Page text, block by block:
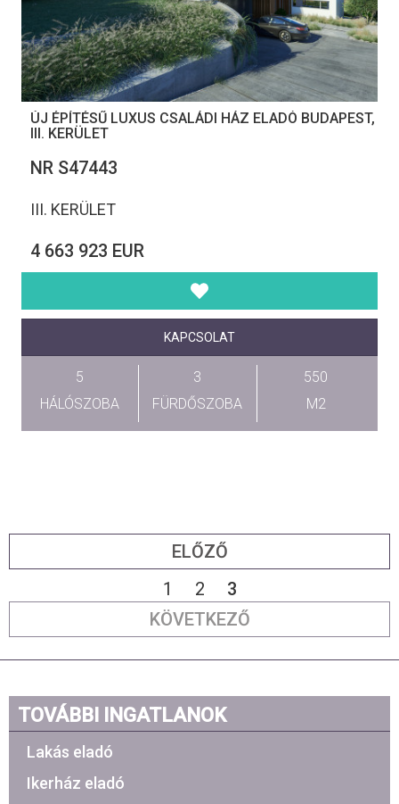
ÚJ ÉPÍTÉSŰ LUXUS CSALÁDI HÁZ ELADÓ BUDAPEST,
III. KERÜLET
NR S47443
III. KERÜLET
4 663 923 EUR
KAPCSOLAT
5
HÁLÓSZOBA
3
FÜRDŐSZOBA
550
M2
ELŐZŐ
1
2
3
KÖVETKEZŐ
TOVÁBBI INGATLANOK
Lakás eladó
Ikerház eladó